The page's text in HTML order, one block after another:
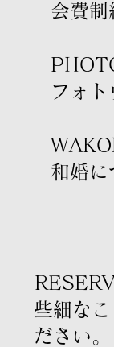
会費制
フォ
和婚に
些細な
ださい。